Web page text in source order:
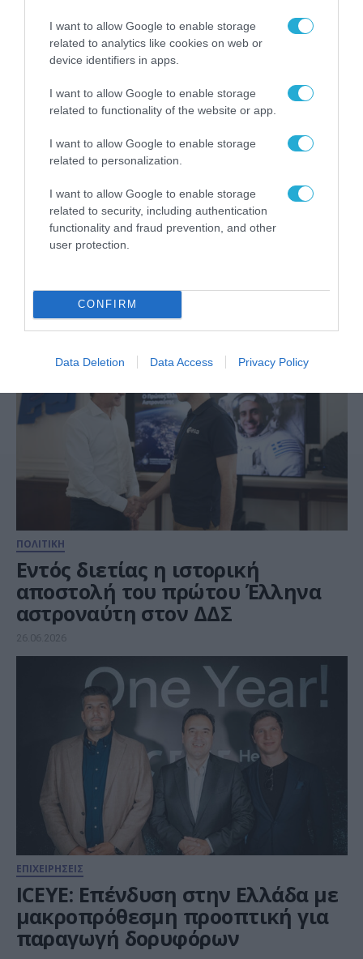
I want to allow Google to enable storage
related to analytics like cookies on web or
device identifiers in apps.
I want to allow Google to enable storage
related to functionality of the website or app.
I want to allow Google to enable storage
related to personalization.
I want to allow Google to enable storage
related to security, including authentication
functionality and fraud prevention, and other
user protection.
CONFIRM
Data Deletion Data Access Privacy Policy
ΠΟΛΙΤΙΚΗ
Τροχιά
ΠΟΛΙΤΙΚΗ
Εντός διετίας η ιστορική
αποστολή του πρώτου Έλληνα
αστροναύτη στον ΔΔΣ
26.06.2026
ΕΠΙΧΕΙΡΗΣΕΙΣ
ICEYE: Επένδυση στην Ελλάδα με
μακροπρόθεσμη προοπτική για
παραγωγή δορυφόρων